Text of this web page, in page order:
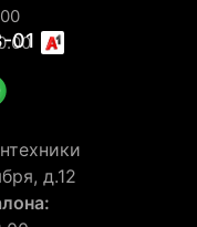
01
д.12